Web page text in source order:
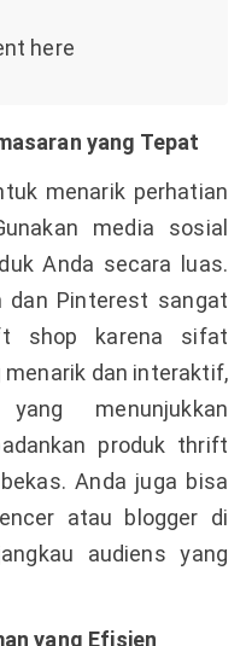
yang Tepat
menarik perhatian
media sosial
Anda secara luas.
dan Pinterest sangat
shop karena sifat
dan interaktif,
menunjukkan
produk thrift
Anda juga bisa
atau blogger di
audiens yang
yang Efisien